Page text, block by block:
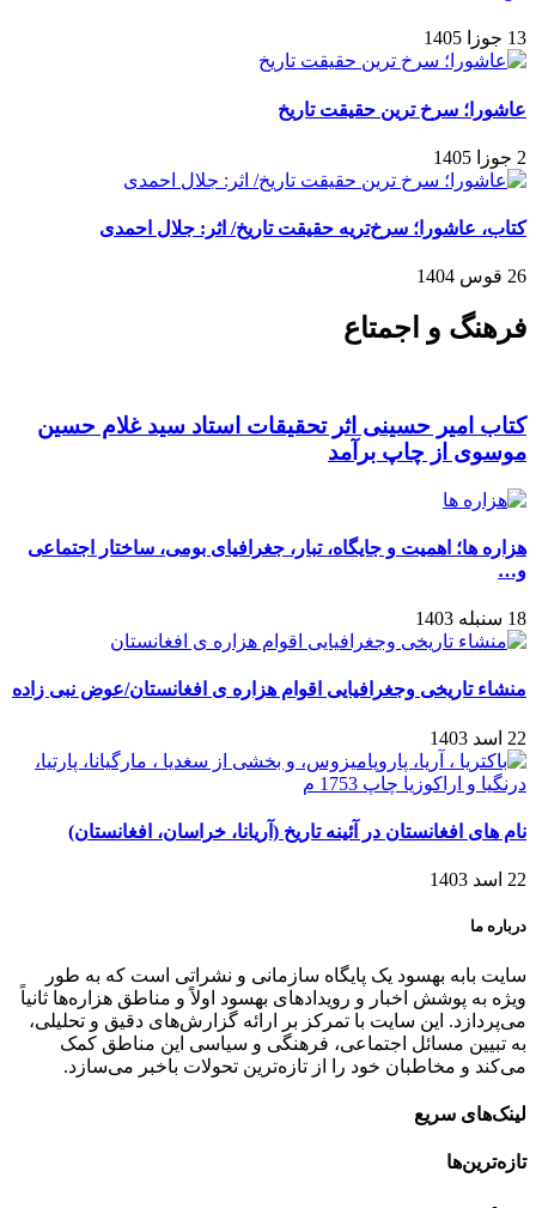
13 جوزا 1405
عاشورا؛ سرخ ترین حقیقت تاریخ
2 جوزا 1405
کتاب، عاشورا؛ سرخ‌تریه حقیقت تاریخ/ اثر: جلال احمدی
26 قوس 1404
فرهنگ و اجمتاع
کتاب امیر حسینی اثر تحقیقات استاد سید غلام حسین
موسوی از چاپ برآمد
هزاره ها؛ اهمیت و جایگاه، تبار، جغرافیای بومی، ساختار اجتماعی
و…
18 سنبله 1403
منشاء تاریخی وجغرافیایی اقوام هزاره ی افغانستان/عوض نبی زاده
22 اسد 1403
نام های افغانستان در آئینه تاریخ (آریانا، خراسان، افغانستان)
22 اسد 1403
درباره ما
سایت بابه بهسود یک پایگاه سازمانی و نشراتی است که به طور
ویژه به پوشش اخبار و رویدادهای بهسود اولاً و مناطق هزاره‌ها ثانیاً
می‌پردازد. این سایت با تمرکز بر ارائه گزارش‌های دقیق و تحلیلی،
به تبیین مسائل اجتماعی، فرهنگی و سیاسی این مناطق کمک
می‌کند و مخاطبان خود را از تازه‌ترین تحولات باخبر می‌سازد.
لینک‌های سریع
تازه‌ترین‌ها